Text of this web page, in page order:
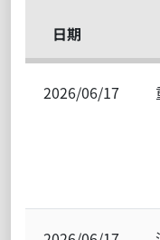
日期
2026/06/17